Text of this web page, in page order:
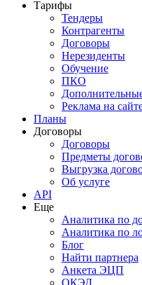
Тарифы
Тендеры
Контрагенты
Договоры
Нерезиденты
Обучение
ПКО
Реклама на
Планы
Договоры
Договоры
Предметы
Выгрузка
Об услуге
API
Еще
Аналитика по
Аналитика по
Блог
Найти партнера
Анкета ЭЦП